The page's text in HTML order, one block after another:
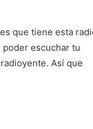
que tiene esta
poder escuchar tu
Así que